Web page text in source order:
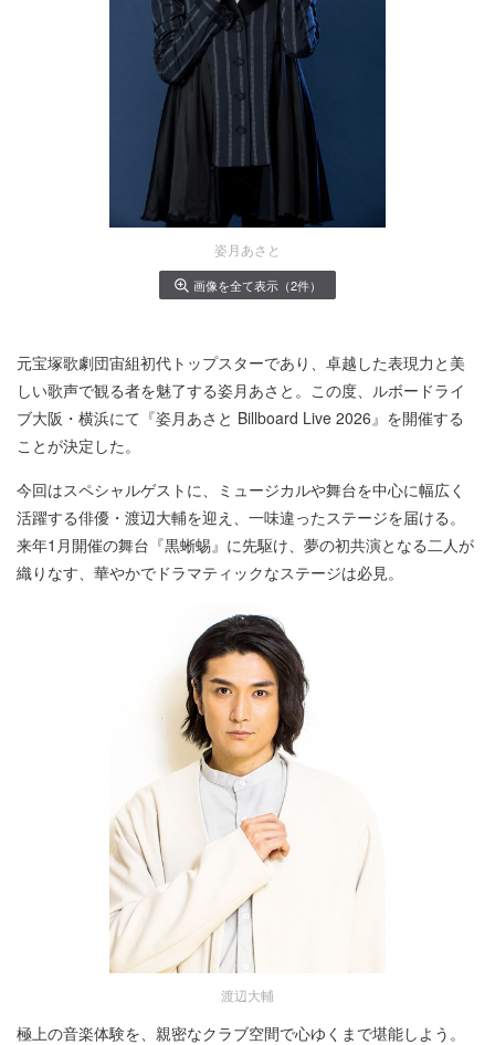
姿月あさと
画像を全て表示（2件）
元宝塚歌劇団宙組初代トップスターであり、卓越した表現力と美
しい歌声で観る者を魅了する姿月あさと。この度、ルボードライ
ブ大阪・横浜にて『姿月あさと Billboard Live 2026』を開催する
ことが決定した。
今回はスペシャルゲストに、ミュージカルや舞台を中心に幅広く
活躍する俳優・渡辺大輔を迎え、一味違ったステージを届ける。
来年1月開催の舞台『黒蜥蜴』に先駆け、夢の初共演となる二人が
織りなす、華やかでドラマティックなステージは必見。
渡辺大輔
極上の音楽体験を、親密なクラブ空間で心ゆくまで堪能しよう。